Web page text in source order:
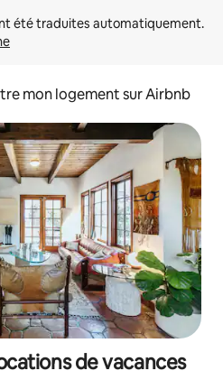
mon logement sur Airbnb
de vacances